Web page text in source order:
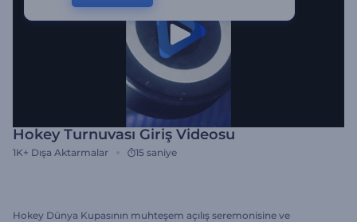
Hokey Turnuvası Giriş Videosu
1K+ Dışa Aktarmalar 15 saniye
Hokey Dünya Kupasının muhteşem açılış seremonisine ve